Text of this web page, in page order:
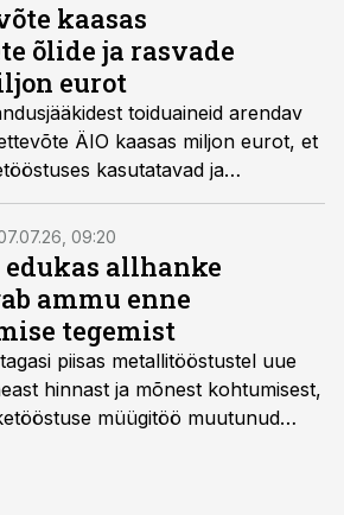
kaasas
õlide ja rasvade
eurot
toiduaineid arendav
ÄIO kaasas miljon eurot, et
kasutatavad ja
õlid jätkusuutlike ja
09:20
allhanke
ammu enne
tegemist
piisas metallitööstustel uue
hinnast ja mõnest kohtumisest,
müügitöö muutunud